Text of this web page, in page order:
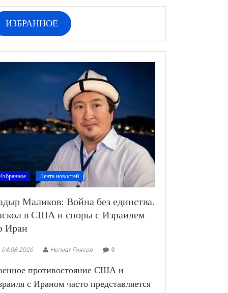
ИЗБРАННОЕ
Лента новостей
Маликов: Война без единства.
в США и споры с Израилем
Иран
04.08.2026 Негмат Гиясов 0
противостояние США и
с Ираном часто представляется